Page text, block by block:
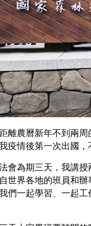
離農曆新年不到兩
疫情後第一次出國
會為期三天，我講
世界各地的班員和
們一起學習、一起